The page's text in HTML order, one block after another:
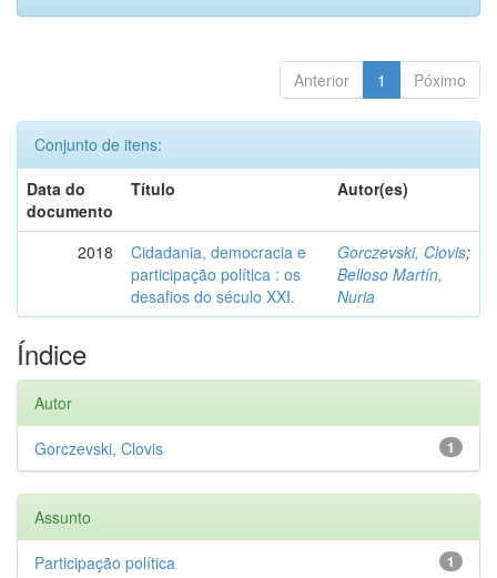
Anterior 1 Póximo
Conjunto de itens:
Data do
documento
Título Autor(es)
2018
Cidadania, democracia e
participação política : os
desafios do século XXI.
Gorczevski, Clovis;
Belloso Martín,
Nuria
Índice
Autor
1
Gorczevski, Clovis
Assunto
1
Participação política